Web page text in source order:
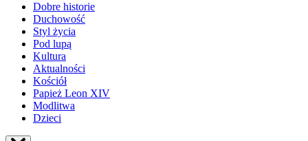
Dobre historie
Duchowość
Styl życia
Pod lupą
Kultura
Aktualności
Kościół
Papież Leon XIV
Modlitwa
Dzieci